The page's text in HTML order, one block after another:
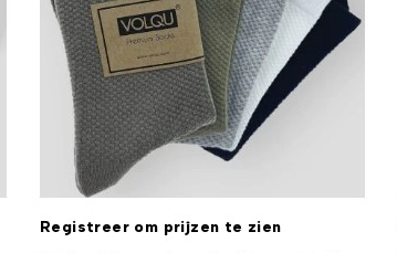
Registreer om prijzen te zien